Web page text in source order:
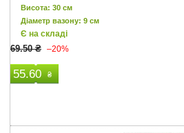
Висота: 30 см
Діаметр вазону: 9 см
Є на складі
69.50 ₴ –20%
55.60 ₴